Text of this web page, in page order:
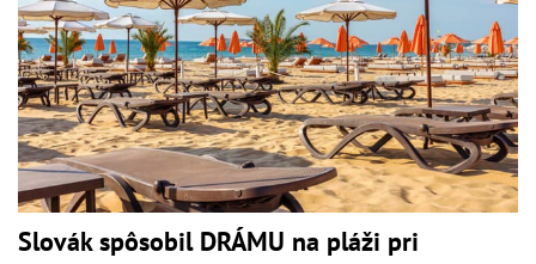
Slovák spôsobil DRÁMU na pláži pri